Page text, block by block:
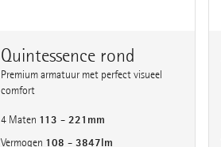
Quintessence rond
Premium armatuur met perfect visueel
comfort
4 Maten 113 - 221mm
Vermogen 108 - 3847lm